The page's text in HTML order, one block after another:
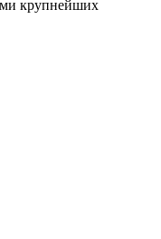
крупнейших